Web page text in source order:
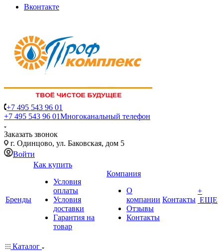
Вконтакте
+7 495 543 96 01
+7 495 543 96 01Многоканальный телефон
Заказать звонок
г. Одинцово, ул. Баковская, дом 5
Войти
Бренды
Как купить
Условия
оплаты
Условия
доставки
Гарантия на
товар
Компания
О
компании
Отзывы
Контакты
Контакты
+
ЕЩЕ
Каталог